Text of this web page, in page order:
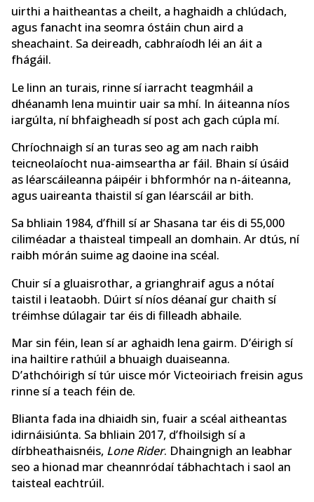
uirthi a haitheantas a cheilt, a haghaidh a chlúdach,
agus fanacht ina seomra óstáin chun aird a
sheachaint. Sa deireadh, cabhraíodh léi an áit a
fhágáil.
Le linn an turais, rinne sí iarracht teagmháil a
dhéanamh lena muintir uair sa mhí. In áiteanna níos
iargúlta, ní bhfaigheadh sí post ach gach cúpla mí.
Chríochnaigh sí an turas seo ag am nach raibh
teicneolaíocht nua-aimseartha ar fáil. Bhain sí úsáid
as léarscáileanna páipéir i bhformhór na n-áiteanna,
agus uaireanta thaistil sí gan léarscáil ar bith.
Sa bhliain 1984, d’fhill sí ar Shasana tar éis di 55,000
ciliméadar a thaisteal timpeall an domhain. Ar dtús, ní
raibh mórán suime ag daoine ina scéal.
Chuir sí a gluaisrothar, a grianghraif agus a nótaí
taistil i leataobh. Dúirt sí níos déanaí gur chaith sí
tréimhse dúlagair tar éis di filleadh abhaile.
Mar sin féin, lean sí ar aghaidh lena gairm. D’éirigh sí
ina hailtire rathúil a bhuaigh duaiseanna.
D’athchóirigh sí túr uisce mór Victeoiriach freisin agus
rinne sí a teach féin de.
Blianta fada ina dhiaidh sin, fuair a scéal aitheantas
idirnáisiúnta. Sa bhliain 2017, d’fhoilsigh sí a
dírbheathaisnéis, Lone Rider. Dhaingnigh an leabhar
seo a hionad mar cheannródaí tábhachtach i saol an
taisteal eachtrúil.